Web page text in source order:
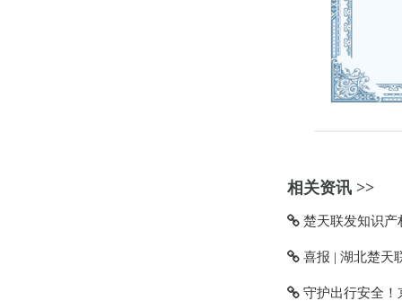
相关资讯 >>
楚天联发知识产
喜报 | 湖北楚天
守护出行安全！